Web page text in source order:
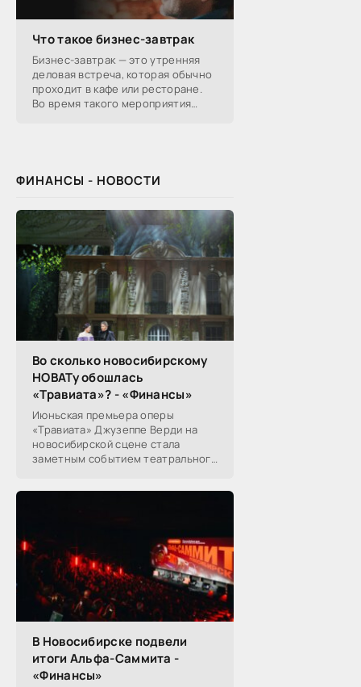
Что такое бизнес-завтрак
Бизнес-завтрак — это утренняя
деловая встреча, которая обычно
проходит в кафе или ресторане.
Во время такого мероприятия
ФИНАНСЫ - НОВОСТИ
Во сколько новосибирскому
НОВАТу обошлась
«Травиата»? - «Финансы»
Июньская премьера оперы
«Травиата» Джузеппе Верди на
новосибирской сцене стала
заметным событием театрального
Посетители НОВАТа, с которыми
В Новосибирске подвели
итоги Альфа-Саммита -
«Финансы»